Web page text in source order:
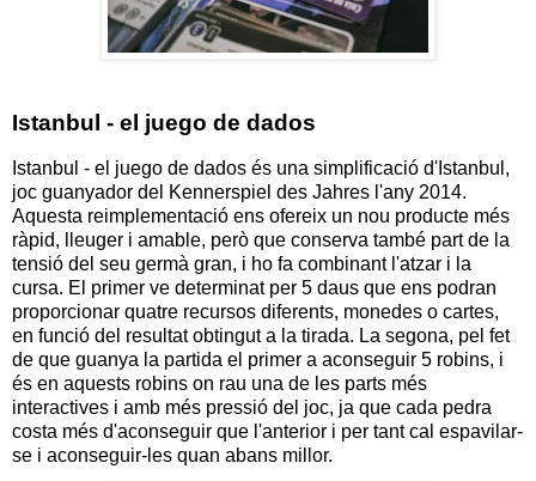
Istanbul - el juego de dados
Istanbul - el juego de dados és una simplificació d'Istanbul,
joc guanyador del Kennerspiel des Jahres l'any 2014.
Aquesta reimplementació ens ofereix un nou producte més
ràpid, lleuger i amable, però que conserva també part de la
tensió del seu germà gran, i ho fa combinant l'atzar i la
cursa. El primer ve determinat per 5 daus que ens podran
proporcionar quatre recursos diferents, monedes o cartes,
en funció del resultat obtingut a la tirada. La segona, pel fet
de que guanya la partida el primer a aconseguir 5 robins, i
és en aquests robins on rau una de les parts més
interactives i amb més pressió del joc, ja que cada pedra
costa més d'aconseguir que l'anterior i per tant cal espavilar-
se i aconseguir-les quan abans millor.